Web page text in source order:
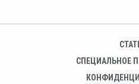
СПЕЦИАЛЬНОЕ